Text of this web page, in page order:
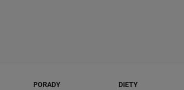
PORADY DIETY